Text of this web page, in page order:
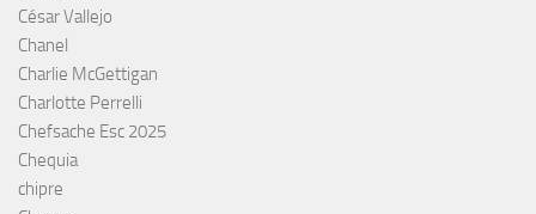
César Vallejo
Chanel
Charlie McGettigan
Charlotte Perrelli
Chefsache Esc 2025
Chequia
chipre